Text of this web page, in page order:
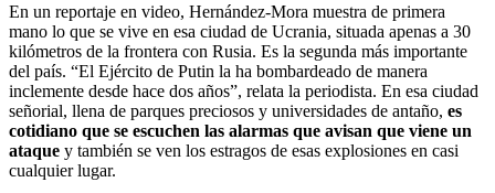
En un reportaje en video, Hernández-Mora muestra de primera
mano lo que se vive en esa ciudad de Ucrania, situada apenas a 30
kilómetros de la frontera con Rusia. Es la segunda más importante
del país. “El Ejército de Putin la ha bombardeado de manera
inclemente desde hace dos años”, relata la periodista. En esa ciudad
señorial, llena de parques preciosos y universidades de antaño, es
cotidiano que se escuchen las alarmas que avisan que viene un
ataque y también se ven los estragos de esas explosiones en casi
cualquier lugar.